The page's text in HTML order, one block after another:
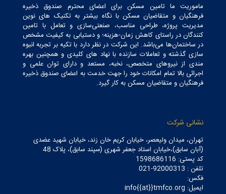
ماموریت ما تامین مسکن برای اعضای محترم صندوق ذخیره
فرهنگیان و متقاضیان مسکن با نگاه بیشتر به تکنیک های نوین
مدیریت پروژه، طراحی مناسب، صنعتی‌سازی و تعامل با تامین
کنندگان در راستای کاهش زمان-هزینه؛ و دستیابی به کیفیت مشخص
در ساختمان‌ها می‌باشد. این شرکت در نظر دارد با تکیه بر تجربه انبوه
سازی گذشته و تعاملات سازنده با نهاد های کلیدی و همچنین بهره
مندی از نیروهای متخصص، نخبه، مستعد و دارای توان علمی و
اجرائی بالا تمام امکانات خود را جهت خدمت به اعضای صندوق ذخیره
فرهنگیان و متقاضیان مسکن به کار گیرد.
نشانی شرکت
تهران، میدان ولیعصر، خیابان کریم خان زند، خیابان شهید عضدی
(آبان سابق)،خیابان استاد جعفر شهری (سپند سابق)، پلاک 48
کد پستی: 1598686116
تلفن : 92000313-021
فکس:
ایمیل: info{{at}}tmfco.org